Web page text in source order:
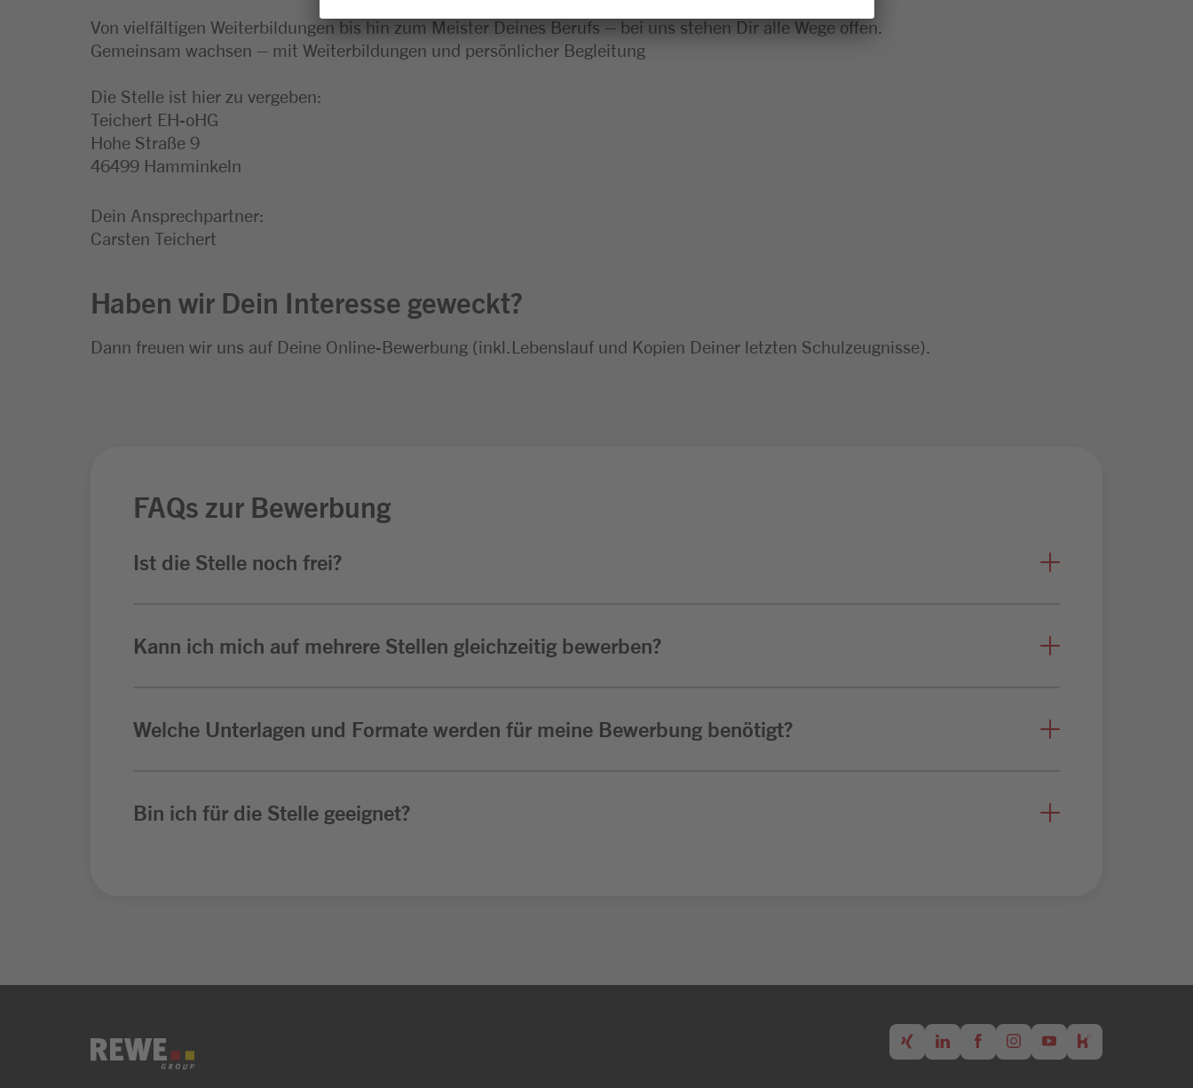
Von vielfältigen Weiterbildungen bis hin zum Meister Deines Berufs – bei uns stehen Dir alle Wege offen.
Gemeinsam wachsen – mit Weiterbildungen und persönlicher Begleitung
Die Stelle ist hier zu vergeben:
Teichert EH-oHG
Hohe Straße 9
46499 Hamminkeln
Dein Ansprechpartner:
Carsten Teichert
Haben wir Dein Interesse geweckt?
Dann freuen wir uns auf Deine Online-Bewerbung (inkl.Lebenslauf und Kopien Deiner letzten Schulzeugnisse).
FAQs zur Bewerbung
Ist die Stelle noch frei?
Kann ich mich auf mehrere Stellen gleichzeitig bewerben?
Welche Unterlagen und Formate werden für meine Bewerbung benötigt?
Bin ich für die Stelle geeignet?